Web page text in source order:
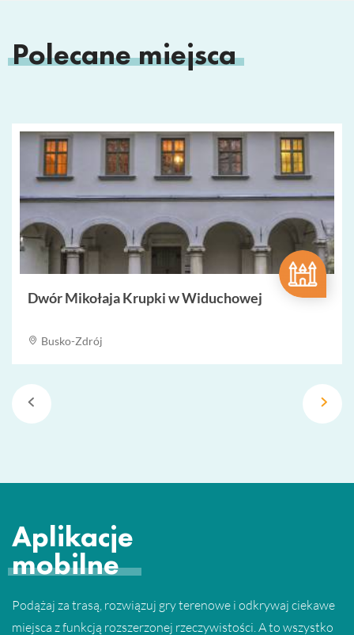
Polecane miejsca
Dwór Mikołaja Krupki w Widuchowej
Busko-Zdrój
Aplikacje
mobilne
Podążaj za trasą, rozwiązuj gry terenowe i odkrywaj ciekawe
miejsca z funkcją rozszerzonej rzeczywistości. A to wszystko